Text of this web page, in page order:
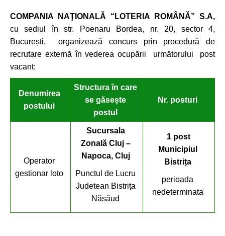
COMPANIA NAŢIONALĂ “LOTERIA ROMÂNĂ” S.A,
cu sediul în str. Poenaru Bordea, nr. 20, sector 4,
București, organizează concurs prin procedură de
recrutare externă în vederea ocupării următorului post
vacant:
Denumirea
postului
Structura în care
se găsește
postul
Nr. posturi
Operator
gestionar loto
Sucursala
Zonal ă Cluj –
Napoca, Cluj
Punctul de Lucru
Judetean Bistrița
Năsăud
1 post
Municipiul
Bistrița
perioada
nedeterminata